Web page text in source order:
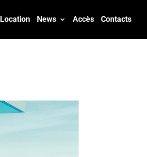
Location News Accès Contacts